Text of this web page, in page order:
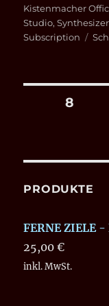
Kistenmacher
Studio,Synthesizer
Subscription
SEITE8
PRODUKTE
FERNE ZIELE
25,00€
inkl. MwSt.